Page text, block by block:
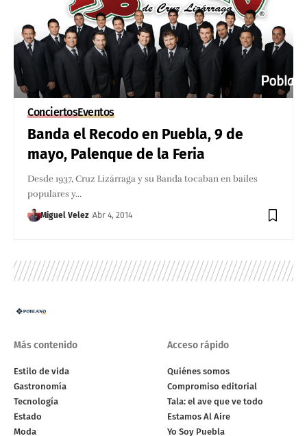
ConciertosEventos
Banda el Recodo en Puebla, 9 de
mayo, Palenque de la Feria
Desde 1937, Cruz Lizárraga y su Banda tocaban en bailes
populares y…
Miguel Velez Abr 4, 2014
Más contenido
Estilo de vida
Gastronomía
Tecnología
Estado
Moda
Acceso rápido
Quiénes somos
Compromiso editorial
Tala: el ave que ve todo
Estamos Al Aire
Yo Soy Puebla